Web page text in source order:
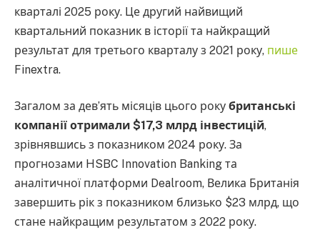
кварталі 2025 року. Це другий найвищий
квартальний показник в історії та найкращий
результат для третього кварталу з 2021 року, пише
Finextra.
Загалом за дев’ять місяців цього року британські
компанії отримали $17,3 млрд інвестицій,
зрівнявшись з показником 2024 року. За
прогнозами HSBC Innovation Banking та
аналітичної платформи Dealroom, Велика Британія
завершить рік з показником близько $23 млрд, що
стане найкращим результатом з 2022 року.